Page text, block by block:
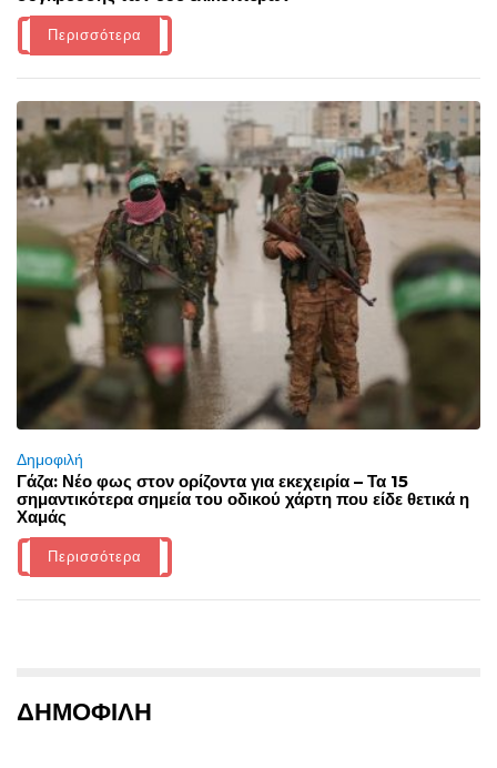
Περισσότερα
Δημοφιλή
Γάζα: Νέο φως στον ορίζοντα για εκεχειρία – Τα 15
σημαντικότερα σημεία του οδικού χάρτη που είδε θετικά η
Χαμάς
Περισσότερα
ΔΗΜΟΦΙΛΗ